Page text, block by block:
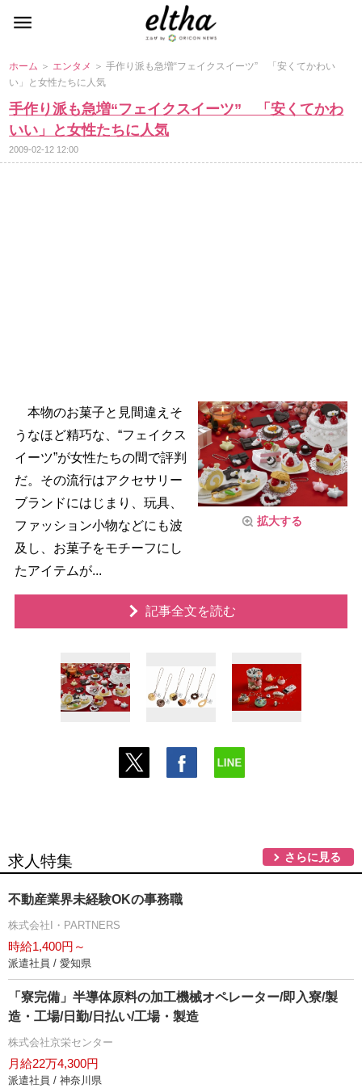
ホーム ＞ エンタメ ＞ 手作り派も急増“フェイクスイーツ” 「安くてかわい
い」と女性たちに人気
手作り派も急増“フェイクスイーツ” 「安くてかわ
いい」と女性たちに人気
2009-02-12 12:00
拡大する
本物のお菓子と見間違えそ
うなほど精巧な、“フェイクス
イーツ”が女性たちの間で評判
だ。その流行はアクセサリー
ブランドにはじまり、玩具、
ファッション小物などにも波
及し、お菓子をモチーフにし
たアイテムが...
記事全文を読む
求人特集 さらに見る
不動産業界未経験OKの事務職
株式会社I・PARTNERS
時給1,400円～
派遣社員 / 愛知県
「寮完備」半導体原料の加工機械オペレーター/即入寮/製
造・工場/日勤/日払い/工場・製造
株式会社京栄センター
月給22万4,300円
派遣社員 / 神奈川県